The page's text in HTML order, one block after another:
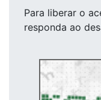
Para liberar o
responda ao